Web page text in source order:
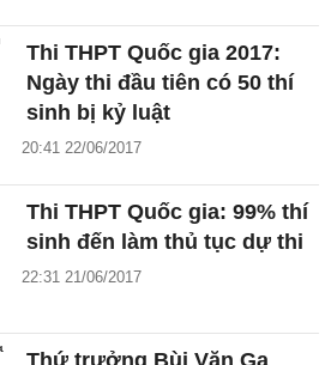
Thi THPT Quốc gia 2017:
Ngày thi đầu tiên có 50 thí
sinh bị kỷ luật
20:41 22/06/2017
Thi THPT Quốc gia: 99% thí
sinh đến làm thủ tục dự thi
22:31 21/06/2017